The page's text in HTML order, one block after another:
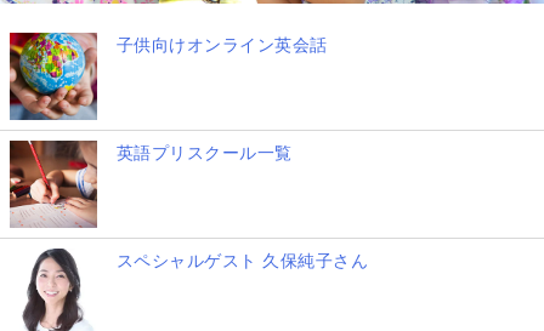
子供向けオンライン英会話
英語プリスクール一覧
スペシャルゲスト 久保純子さん